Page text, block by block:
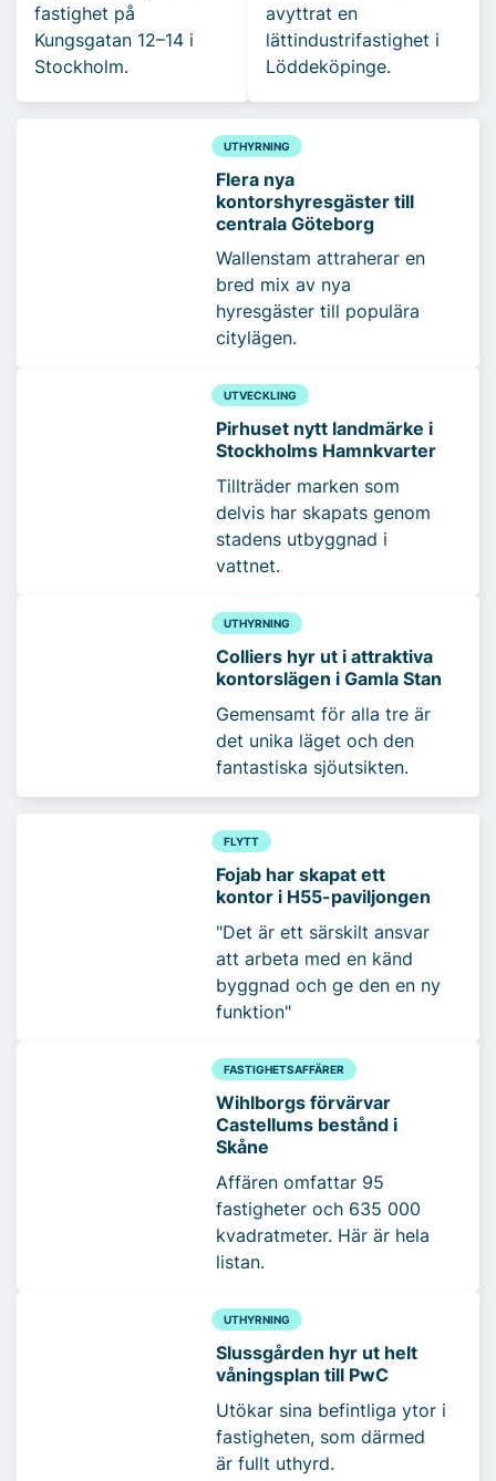
fastighet på
Kungsgatan 12–14 i
Stockholm.
avyttrat en
lättindustrifastighet i
Löddeköpinge.
UTHYRNING
Flera nya
kontorshyresgäster till
centrala Göteborg
Wallenstam attraherar en
bred mix av nya
hyresgäster till populära
citylägen.
UTVECKLING
Pirhuset nytt landmärke i
Stockholms Hamnkvarter
Tillträder marken som
delvis har skapats genom
stadens utbyggnad i
vattnet.
UTHYRNING
Colliers hyr ut i attraktiva
kontorslägen i Gamla Stan
Gemensamt för alla tre är
det unika läget och den
fantastiska sjöutsikten.
FLYTT
Fojab har skapat ett
kontor i H55-paviljongen
"Det är ett särskilt ansvar
att arbeta med en känd
byggnad och ge den en ny
funktion"
FASTIGHETSAFFÄRER
Wihlborgs förvärvar
Castellums bestånd i
Skåne
Affären omfattar 95
fastigheter och 635 000
kvadratmeter. Här är hela
listan.
UTHYRNING
Slussgården hyr ut helt
våningsplan till PwC
Utökar sina befintliga ytor i
fastigheten, som därmed
är fullt uthyrd.